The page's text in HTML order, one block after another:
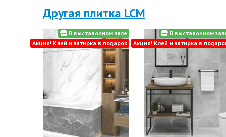
Другая плитка LCM
В выставочном зале
Акция! Клей и затирка в подарок
В выставочном
Акция! Клей и затирка в